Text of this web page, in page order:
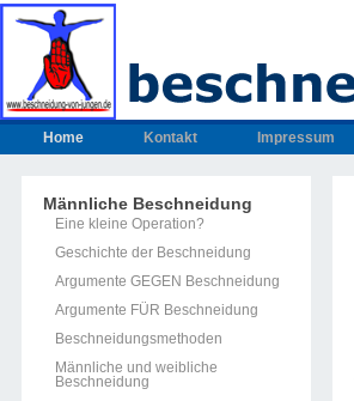
Home Kontakt Impressum
Männliche Beschneidung
Eine kleine Operation?
Geschichte der Beschneidung
Argumente GEGEN Beschneidung
Argumente FÜR Beschneidung
Beschneidungsmethoden
Männliche und weibliche
Beschneidung